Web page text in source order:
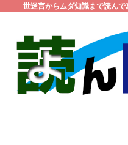
世迷言からムダ知識まで読んで